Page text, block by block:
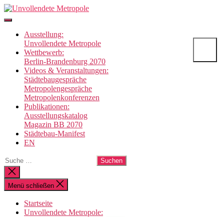
Direkt
zum
wechseln
Unvollendete
Ausstellung:
Unvollendete Metropole
Wettbewerb:
Berlin-Brandenburg 2070
Videos & Veranstaltungen:
Städtebaugespräche
Metropolengespräche
Metropolenkonferenzen
Publikationen:
Ausstellungskatalog
Magazin BB 2070
Städtebau-Manifest
EN
Suche
nach:
Suche
schließen
Menü schließen
Startseite
Unvollendete Metropole: